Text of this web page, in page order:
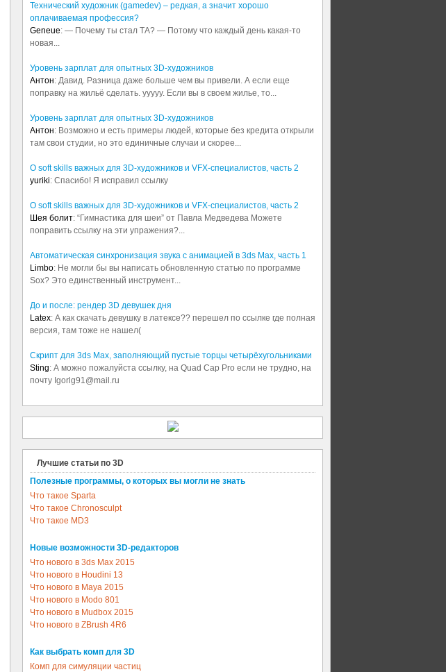
Технический художник (gamedev) – редкая, а значит хорошо
оплачиваемая профессия?
Geneue: — Почему ты стал ТА? — Потому что каждый день какая-то
новая...
Уровень зарплат для опытных 3D-художников
Антон: Давид. Разница даже больше чем вы привели. А если еще
поправку на жильё сделать. ууууу. Если вы в своем жилье, то...
Уровень зарплат для опытных 3D-художников
Антон: Возможно и есть примеры людей, которые без кредита открыли
там свои студии, но это единичные случаи и скорее...
О soft skills важных для 3D-художников и VFX-специалистов, часть 2
yuriki: Спасибо! Я исправил ссылку
О soft skills важных для 3D-художников и VFX-специалистов, часть 2
Шея болит: “Гимнастика для шеи” от Павла Медведева Можете
поправить ссылку на эти упражения?...
Автоматическая синхронизация звука с анимацией в 3ds Max, часть 1
Limbo: Не могли бы вы написать обновленную статью по программе
Sox? Это единственный инструмент...
До и после: рендер 3D девушек дня
Latex: А как скачать девушку в латексе?? перешел по ссылке где полная
версия, там тоже не нашел(
Скрипт для 3ds Max, заполняющий пустые торцы четырёхугольниками
Sting: А можно пожалуйста ссылку, на Quad Cap Pro если не трудно, на
почту Igorlg91@mail.ru
Лучшие статьи по 3D
Полезные программы, о которых вы могли не знать
Что такое Sparta
Что такое Chronosculpt
Что такое MD3
Новые возможности 3D-редакторов
Что нового в 3ds Max 2015
Что нового в Houdini 13
Что нового в Maya 2015
Что нового в Modo 801
Что нового в Mudbox 2015
Что нового в ZBrush 4R6
Как выбрать комп для 3D
Комп для симуляции частиц